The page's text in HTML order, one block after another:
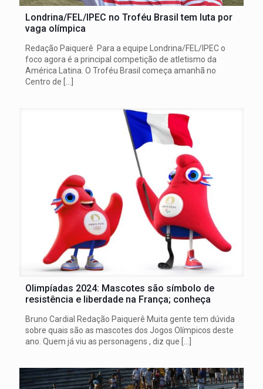
Londrina/FEL/IPEC no Troféu Brasil tem luta por
vaga olímpica
Redação Paiquerê Para a equipe Londrina/FEL/IPEC o
foco agora é a principal competição de atletismo da
América Latina. O Troféu Brasil começa amanhã no
Centro de
Olimpíadas 2024: Mascotes são símbolo de
resistência e liberdade na França; conheça
Bruno Cardial Redação Paiquerê Muita gente tem dúvida
sobre quais são as mascotes dos Jogos Olímpicos deste
ano. Quem já viu as personagens , diz que […]